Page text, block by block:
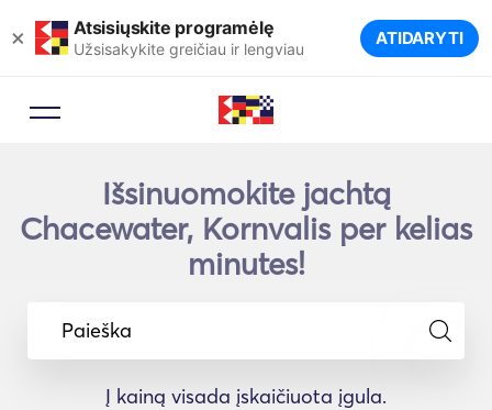
× Atsisiųskite programėlę
Užsisakykite greičiau ir lengviau ATIDARYTI
Išsinuomokite jachtą
Chacewater, Kornvalis per kelias
minutes!
Paieška
Į kainą visada įskaičiuota įgula.